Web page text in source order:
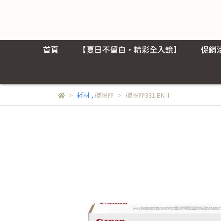
首頁 【夏日不留白・精彩全入鏡】 促銷
耗材, 碳粉匣 碳粉匣331 BK II